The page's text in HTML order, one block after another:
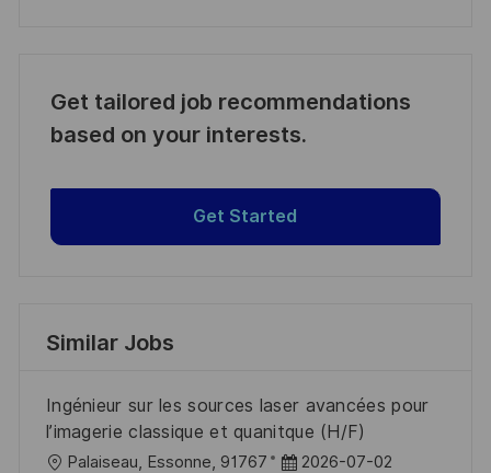
Get tailored job recommendations
based on your interests.
Get Started
Similar Jobs
Ingénieur sur les sources laser avancées pour
l’imagerie classique et quanitque (H/F)
L
Palaiseau, Essonne, 91767
P
2026-07-02